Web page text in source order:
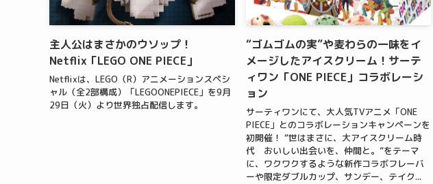
主人公はまさかのウソップ！
Netflix「LEGO ONE PIECE」
Netflixは、LEGO（R）アニメーションスペシ
ャル（全2部構成）「LEGOONEPIECE」を9月
29日（火）より世界独占配信します。
“ゴムゴムの実”や麦わらの一味をイ
メージしたアイスクリーム！サーテ
ィワン「ONE PIECE」コラボレーシ
ョン
サーティワンにて、大人気TVアニメ「ONE
PIECE」とのコラボレーションキャンペーンを
初開催！ “世はまさに、大アイスクリーム時
代 おいしい出会いを、仲間と。”をテーマ
に、ワクワクするような新作コラボフレーバ
ーや限定ダブルカップ、サンデー、テイク...